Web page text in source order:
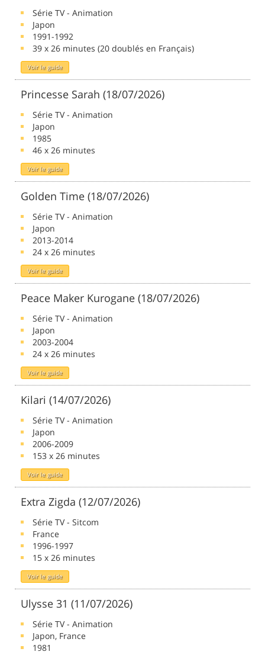
Série TV - Animation
Japon
1991-1992
39 x 26 minutes (20 doublés en Français)
Voir le guide
Princesse Sarah (18/07/2026)
Série TV - Animation
Japon
1985
46 x 26 minutes
Voir le guide
Golden Time (18/07/2026)
Série TV - Animation
Japon
2013-2014
24 x 26 minutes
Voir le guide
Peace Maker Kurogane (18/07/2026)
Série TV - Animation
Japon
2003-2004
24 x 26 minutes
Voir le guide
Kilari (14/07/2026)
Série TV - Animation
Japon
2006-2009
153 x 26 minutes
Voir le guide
Extra Zigda (12/07/2026)
Série TV - Sitcom
France
1996-1997
15 x 26 minutes
Voir le guide
Ulysse 31 (11/07/2026)
Série TV - Animation
Japon, France
1981